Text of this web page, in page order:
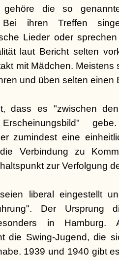
gehöre die so
Bei ihren Treffen
Lieder oder
laut Bericht selten
mit Mädchen. Meistens
und üben selten einen
dass es "zwischen
Erscheinungsbild"
zumindest eine
Verbindung zu
zur Verfolgung
liberal eingestellt
Der Ursprung
in Hamburg.
die Swing-Jugend, die
1939 und 1940 gibt